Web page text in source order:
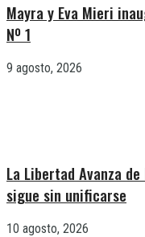
Mayra y Eva Mieri
Nº 1
9 agosto, 2026
La Libertad Avanza
sigue sin unificarse
10 agosto, 2026